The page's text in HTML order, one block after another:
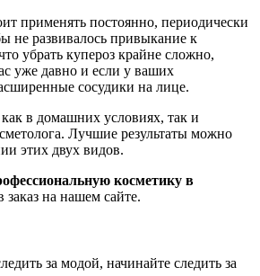
применять постоянно, периодически
не развивалось привыкание к
убрать купероз крайне сложно,
уже давно и если у ваших
сосудики на лице.
в домашних условиях, так и
Лучшие результаты можно
этих двух видов.
косметику в
заказ на нашем сайте.
за модой, начинайте следить за